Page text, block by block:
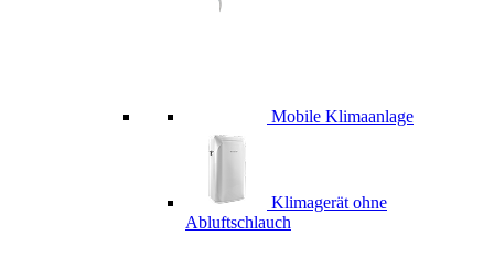
Mobile Klimaanlage
Klimagerät ohne
Abluftschlauch